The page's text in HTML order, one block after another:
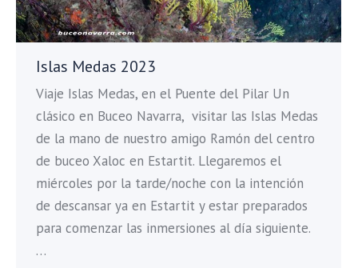
Islas Medas 2023
Viaje Islas Medas, en el Puente del Pilar Un
clásico en Buceo Navarra, visitar las Islas Medas
de la mano de nuestro amigo Ramón del centro
de buceo Xaloc en Estartit. Llegaremos el
miércoles por la tarde/noche con la intención
de descansar ya en Estartit y estar preparados
para comenzar las inmersiones al día siguiente.
…